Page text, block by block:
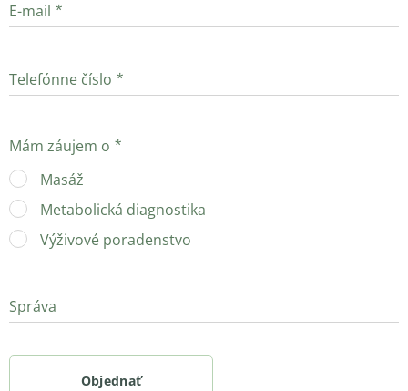
E-mail
Telefónne číslo
Mám záujem o
Masáž
Metabolická diagnostika
Výživové poradenstvo
Správa
Objednať